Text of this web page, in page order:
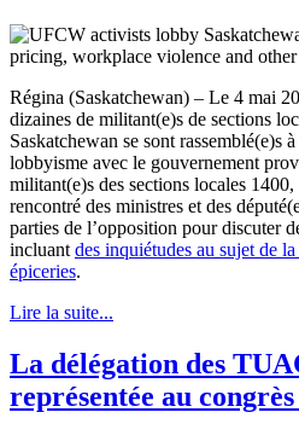
Régina (Saskatchewan) – Le 4 mai
dizaines de militant(e)s de sections
Saskatchewan se sont rassemblé(e)s
lobbyisme avec le gouvernement
militant(e)s des sections locales
rencontré des ministres et des
parties de l’opposition pour discuter
incluant des inquiétudes au sujet de
épiceries.
Lire la suite...
La délégation des
représentée au